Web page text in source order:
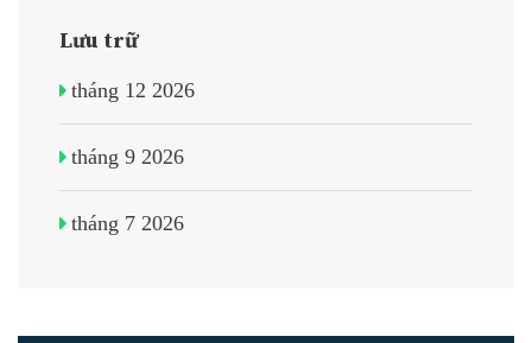
Lưu trữ
tháng 12 2026
tháng 9 2026
tháng 7 2026